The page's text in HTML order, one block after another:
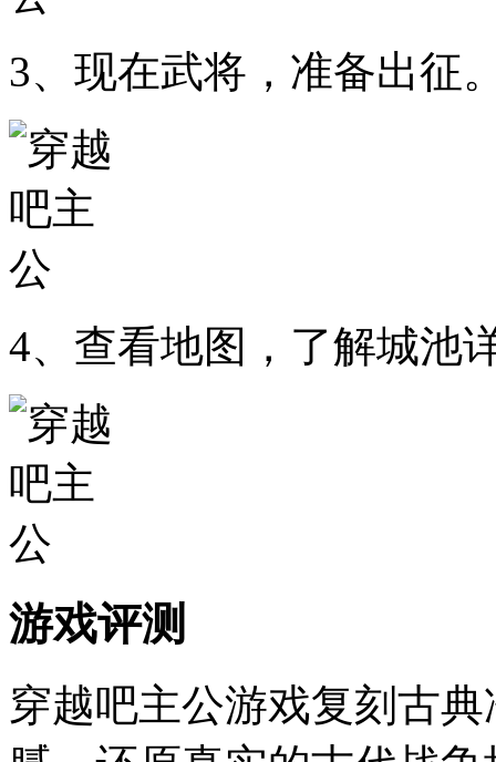
3、现在武将，准备出征
4、查看地图，了解城池
游戏评测
穿越吧主公游戏复刻古